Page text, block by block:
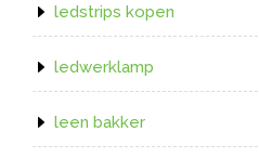
ledstrips kopen
ledwerklamp
leen bakker